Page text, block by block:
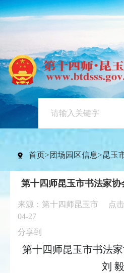
首页>团场园区信息>昆玉
第十四师昆玉市书法家
来源：第十四师昆玉市 点击
04-27
分享到
第十四师昆玉市书法
刘 毅